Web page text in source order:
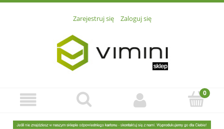
Zarejestruj się Zaloguj się